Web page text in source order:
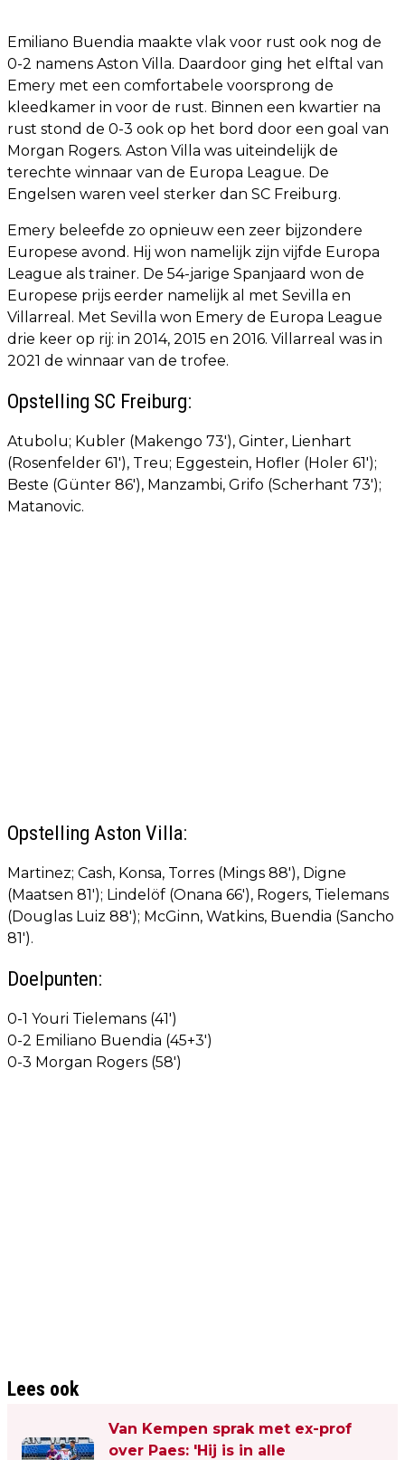
Emiliano Buendia maakte vlak voor rust ook nog de
0-2 namens Aston Villa. Daardoor ging het elftal van
Emery met een comfortabele voorsprong de
kleedkamer in voor de rust. Binnen een kwartier na
rust stond de 0-3 ook op het bord door een goal van
Morgan Rogers. Aston Villa was uiteindelijk de
terechte winnaar van de Europa League. De
Engelsen waren veel sterker dan SC Freiburg.
Emery beleefde zo opnieuw een zeer bijzondere
Europese avond. Hij won namelijk zijn vijfde Europa
League als trainer. De 54-jarige Spanjaard won de
Europese prijs eerder namelijk al met Sevilla en
Villarreal. Met Sevilla won Emery de Europa League
drie keer op rij: in 2014, 2015 en 2016. Villarreal was in
2021 de winnaar van de trofee.
Opstelling SC Freiburg:
Atubolu; Kubler (Makengo 73'), Ginter, Lienhart
(Rosenfelder 61'), Treu; Eggestein, Hofler (Holer 61');
Beste (Günter 86'), Manzambi, Grifo (Scherhant 73');
Matanovic.
Opstelling Aston Villa:
Martinez; Cash, Konsa, Torres (Mings 88'), Digne
(Maatsen 81'); Lindelöf (Onana 66'), Rogers, Tielemans
(Douglas Luiz 88'); McGinn, Watkins, Buendia (Sancho
81').
Doelpunten:
0-1 Youri Tielemans (41')
0-2 Emiliano Buendia (45+3')
0-3 Morgan Rogers (58')
Lees ook
Van Kempen sprak met ex-prof
over Paes: 'Hij is in alle